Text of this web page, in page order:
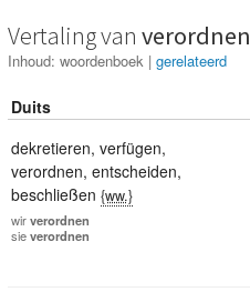
Vertaling van verordnen
Inhoud: woordenboek | gerelateerd
Duits
dekretieren, verfügen,
verordnen, entscheiden,
beschließen {ww.}
wirverordnen
sieverordnen